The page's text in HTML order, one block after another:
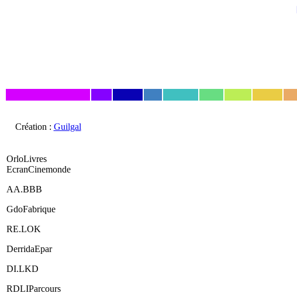
Création : Guilgal
OrloLivres
EcranCinemonde
AA.BBB
GdoFabrique
RE.LOK
DerridaEpar
DI.LKD
RDLIParcours